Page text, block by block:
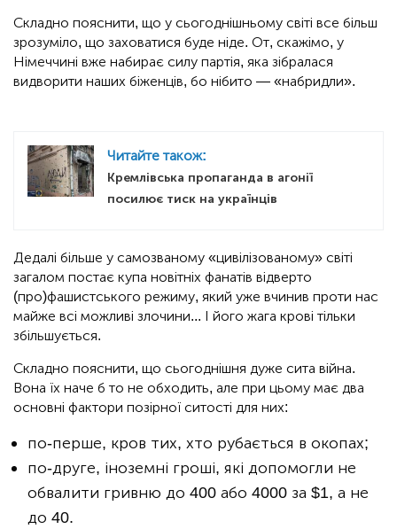
Складно пояснити, що у сьогоднішньому світі все більш
зрозуміло, що заховатися буде ніде. От, скажімо, у
Німеччині вже набирає силу партія, яка зібралася
видворити наших біженців, бо нібито — «набридли».
Читайте також:
Кремлівська пропаганда в агонії
посилює тиск на українців
Дедалі більше у самозваному «цивілізованому» світі
загалом постає купа новітніх фанатів відверто
(про)фашистського режиму, який уже вчинив проти нас
майже всі можливі злочини... І його жага крові тільки
збільшується.
Складно пояснити, що сьогоднішня дуже сита війна.
Вона їх наче б то не обходить, але при цьому має два
основні фактори позірної ситості для них:
по-перше, кров тих, хто рубається в окопах;
по-друге, іноземні гроші, які допомогли не
обвалити гривню до 400 або 4000 за $1, а не
до 40.